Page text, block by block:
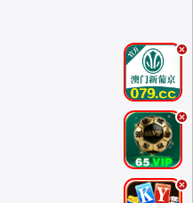
.
.
.